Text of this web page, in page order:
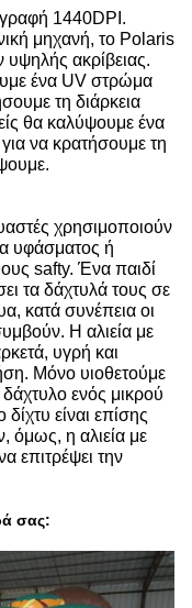
1440DPI.
μηχανή, το Polaris
ακρίβειας.
ένα UV στρώμα
τη διάρκεια
θα καλύψουμε ένα
να κρατήσουμε τη
χρησιμοποιούν
υφάσματος ή
safty. Ένα παιδί
τα δάχτυλά τους σε
κατά συνέπεια οι
Η αλιεία με
υγρή και
Μόνο υιοθετούμε
δάχτυλο ενός μικρού
είναι επίσης
όμως, η αλιεία με
επιτρέψει την
σας: